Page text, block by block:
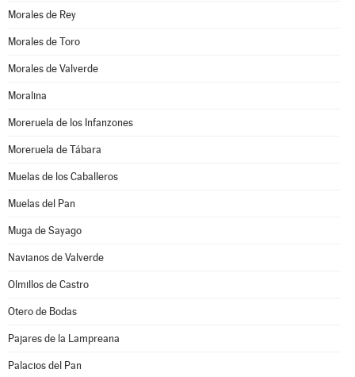
Morales de Rey
Morales de Toro
Morales de Valverde
Moralina
Moreruela de los Infanzones
Moreruela de Tábara
Muelas de los Caballeros
Muelas del Pan
Muga de Sayago
Navianos de Valverde
Olmillos de Castro
Otero de Bodas
Pajares de la Lampreana
Palacios del Pan